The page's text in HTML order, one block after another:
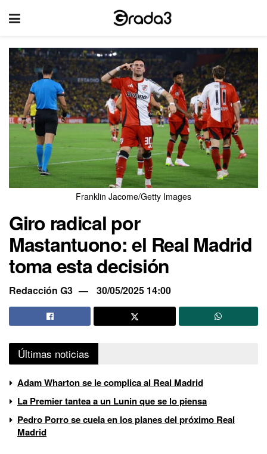
Franklin Jacome/Getty Images
Giro radical por
Mastantuono: el Real Madrid
toma esta decisión
Redacción G3 30/05/2025 14:00
Últimas noticias
Adam Wharton se le complica al Real Madrid
La Premier tantea a un Lunin que se lo piensa
Pedro Porro se cuela en los planes del próximo Real
Madrid